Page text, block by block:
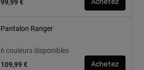
Achetez
Pantalon Ranger
6 couleurs disponibles
109,99 €
Achetez